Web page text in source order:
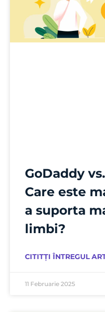
GoDaddy
Care este
a suporta
limbi?
CITITȚI ÎNTREGUL
11 Februarie 2025